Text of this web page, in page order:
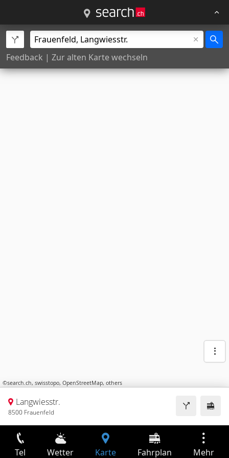
Feedback | Zur alten Karte wechseln
©search.ch, swisstopo, OpenStreetMap, others
Langwiesstr.
8500 Frauenfeld
Tel Wetter Karte Fahrplan Mehr